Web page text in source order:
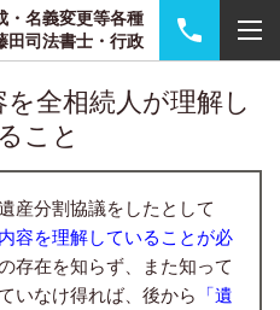
・名義変更等各種
田司法書士・行政
全相続人が理解し
こと
産分割協議をしたとして
容を理解していることが必
存在を知らず、また知って
いなけ得れば、後から 「遺